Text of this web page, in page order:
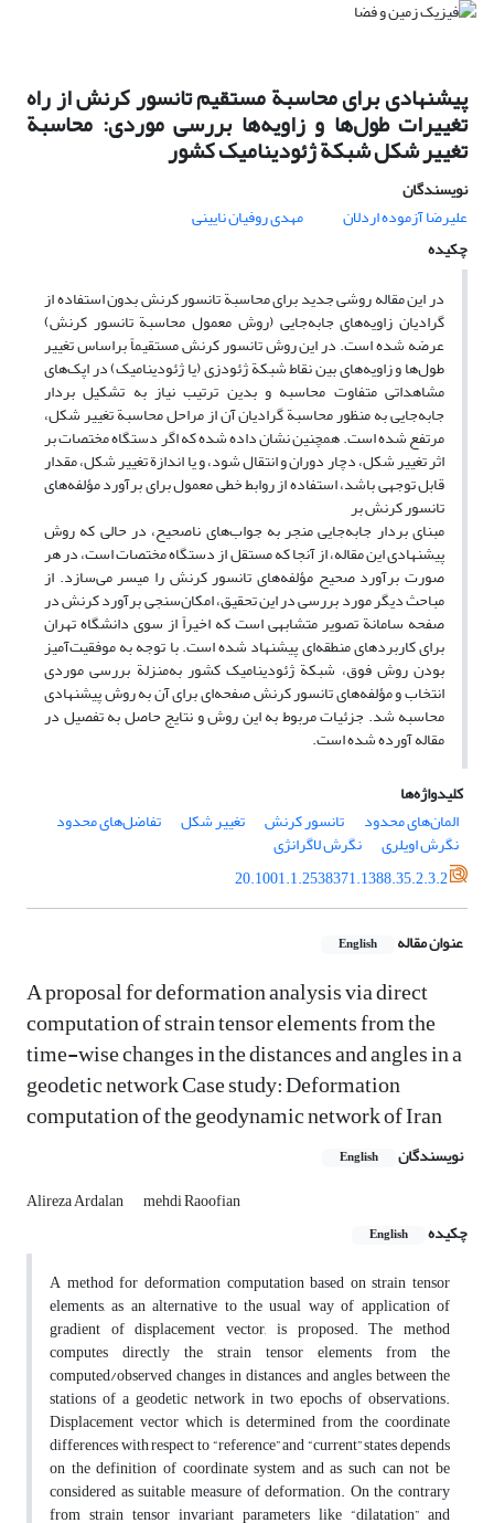
پیشنهادی برای محاسبة مستقیم تانسور کرنش از راه
تغییرات طول‌ها و زاویه‌ها بررسی موردی: محاسبة
تغییر شکل شبکة ژئودینامیک کشور
نویسندگان
علیرضا آزموده اردلان
مهدی روفیان نایینی
چکیده
در این مقاله روشی جدید برای محاسبة تانسور کرنش بدون استفاده از
گرادیان زاویه‌های جابه‌جایی (روش معمول محاسبة تانسور کرنش)
عرضه شده است. در این روش تانسور کرنش مستقیماً براساس تغییر
طول‌ها و زاویه‌های بین نقاط شبکة ژئودزی (یا ژئودینامیک) در اپک‌های
مشاهداتی متفاوت محاسبه و بدین ترتیب نیاز به تشکیل بردار
جابه‌جایی به منظور محاسبة گرادیان آن از مراحل محاسبة تغییر شکل،
مرتفع شده است. همچنین نشان داده شده که اگر دستگاه مختصات بر
اثر تغییر شکل، دچار دوران و انتقال شود، و یا اندازة تغییر شکل، مقدار
قابل توجهی باشد، استفاده از روابط خطی معمول برای برآورد مؤلفه‌های
تانسور کرنش بر
مبنای بردار جابه‌جایی منجر به جواب‌های ناصحیح، در حالی که روش
پیشنهادی این مقاله، از آنجا که مستقل از دستگاه مختصات است، در هر
صورت برآورد صحیح مؤلفه‌های تانسور کرنش را میسر می‌سازد. از
مباحث دیگر مورد بررسی در این تحقیق، امکان‌سنجی برآورد کرنش در
صفحه سامانة تصویر متشابهی است که اخیراً از سوی دانشگاه تهران
برای کاربردهای منطقه‌ای پیشنهاد شده است. با توجه به موفقیت‌آمیز
بودن روش فوق، شبکة ژئودینامیک کشور به‌منزلة بررسی موردی
انتخاب و مؤلفه‌های تانسور کرنش صفحه‌ای برای آن به روش پیشنهادی
محاسبه شد. جزئیات مربوط به این روش و نتایج حاصل به تفصیل در
مقاله آورده شده است.
کلیدواژه‌ها
المان‌های محدود
تانسور کرنش تغییر شکل تفاضل‌های محدود
نگرش اویلری
نگرش لاگرانژی
20.1001.1.2538371.1388.35.2.3.2
عنوان مقاله English
A proposal for deformation analysis via direct
computation of strain tensor elements from the
time-wise changes in the distances and angles in a
geodetic network Case study: Deformation
computation of the geodynamic network of Iran
نویسندگان English
Alireza Ardalan
mehdi Raoofian
چکیده
English
A method for deformation computation based on strain tensor
elements, as an alternative to the usual way of application of
gradient of displacement vector, is proposed. The method
computes directly the strain tensor elements from the
computed/observed changes in distances and angles between the
stations of a geodetic network in two epochs of observations.
Displacement vector which is determined from the coordinate
differences with respect to “reference” and “current” states depends
on the definition of coordinate system and as such can not be
considered as suitable measure of deformation. On the contrary
from strain tensor invariant parameters like “dilatation” and